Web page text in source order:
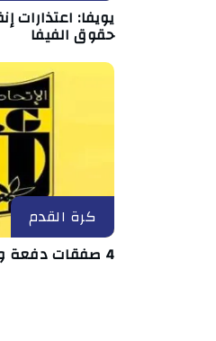
يويفا: اعتذارات
حقوق الفيفا
كرة القدم
4 صفقات دفعة واحدة في اتحاد بن قردان